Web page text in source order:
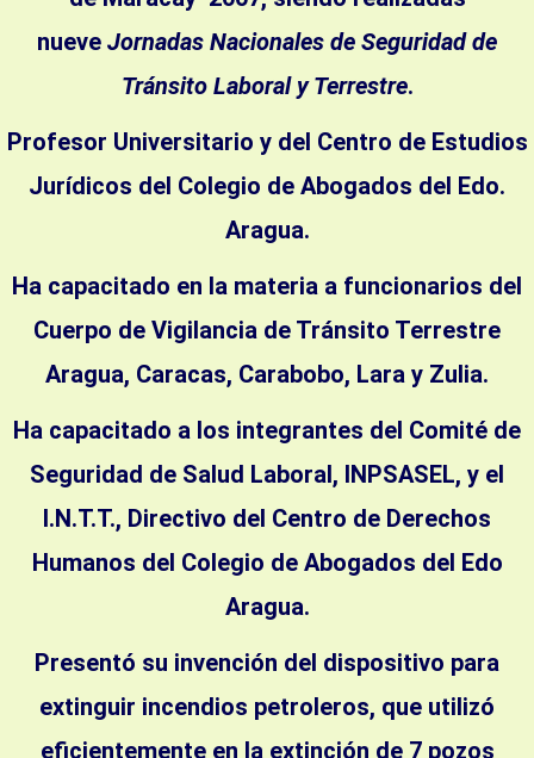
nueve Jornadas Nacionales de Seguridad de
Tránsito Laboral y Terrestre.
Profesor Universitario y del Centro de Estudios
Jurídicos del Colegio de Abogados del Edo.
Aragua.
Ha capacitado en la materia a funcionarios del
Cuerpo de Vigilancia de Tránsito Terrestre
Aragua, Caracas, Carabobo, Lara y Zulia.
Ha capacitado a los integrantes del Comité de
Seguridad de Salud Laboral, INPSASEL, y el
I.N.T.T., Directivo del Centro de Derechos
Humanos del Colegio de Abogados del Edo
Aragua.
Presentó su invención del dispositivo para
extinguir incendios petroleros, que utilizó
eficientemente en la extinción de 7 pozos